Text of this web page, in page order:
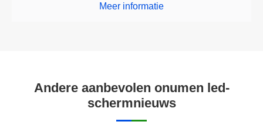
Meer informatie
Andere aanbevolen onumen led-
schermnieuws